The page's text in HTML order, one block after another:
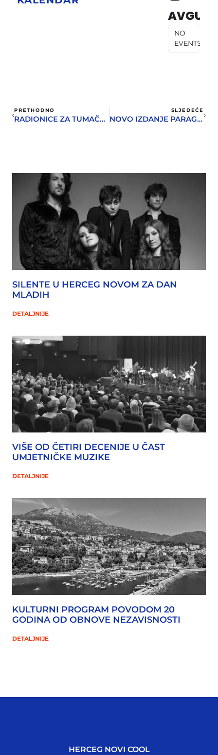
AVGUST
NO
EVENTS
PRETHODNO
RADIONICE ZA TUMAČENJE BAJKI U POZORIŠTU
SLJEDEĆE
NOVO IZDANJE PARAGLAJDING DANA
SILENTE U HERCEG NOVOM ZA DAN
MLADIH
DETALJNIJE
VIŠE OD ČETIRI DECENIJE U ČAST
UMJETNIČKE MUZIKE
DETALJNIJE
KULTURNI PROGRAM POVODOM 20
GODINA OD OBNOVE NEZAVISNOSTI
DETALJNIJE
HERCEG NOVI COOL